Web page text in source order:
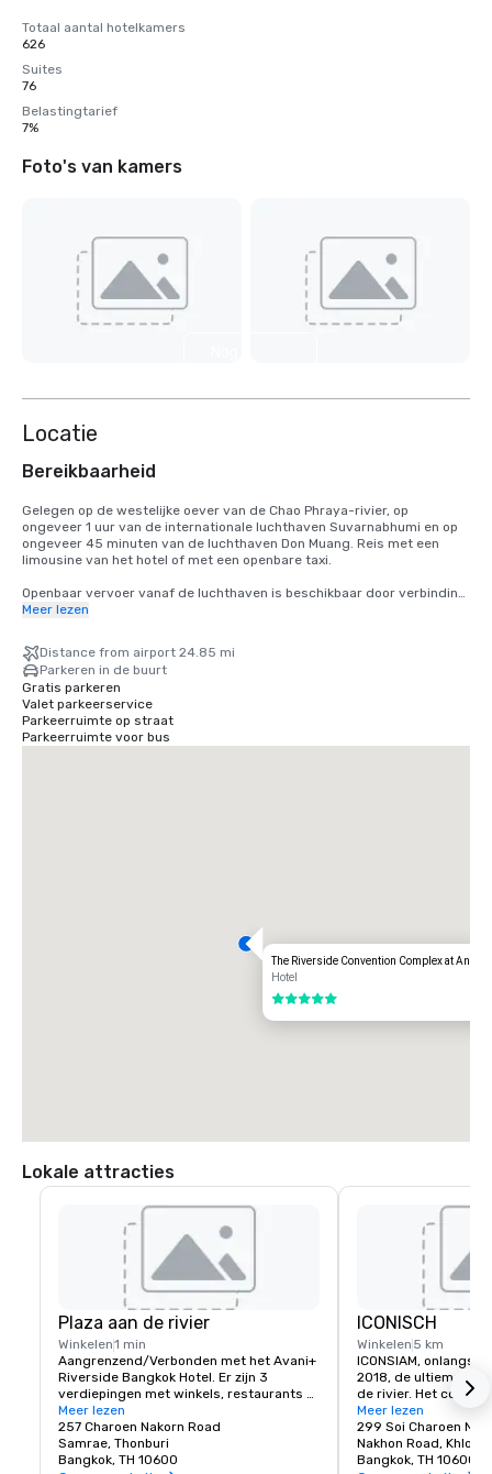
Totaal aantal hotelkamers
626
Suites
76
Belastingtarief
7%
Foto's van kamers
Locatie
Bereikbaarheid
Gelegen op de westelijke oever van de Chao Phraya-rivier, op
ongeveer 1 uur van de internationale luchthaven Suvarnabhumi en op
ongeveer 45 minuten van de luchthaven Don Muang. Reis met een
limousine van het hotel of met een openbare taxi.
Openbaar vervoer vanaf de luchthaven is beschikbaar door verbinding
te maken met de BTS-skytrain vanaf de Airport Rail Link.
Een korte boottocht van 15 minuten vanaf het skytrain-station Saphan
Taksin, een handige verbinding naar alle andere locaties in de stad. De
boottransfers zijn gratis en vertrekken regelmatig vanaf SaphanTaksin
en het hotel.
Meer lezen
Distance from airport 24.85 mi
Parkeren in de buurt
Gratis parkeren
Valet parkeerservice
Parkeerruimte op straat
Parkeerruimte voor bus
The Riverside Convention Complex at
Hotel
5 van 5
Lokale attracties
Plaza aan de rivier
Winkelen1 min
Aangrenzend/Verbonden met het Avani+
Riverside Bangkok Hotel. Er zijn 3
verdiepingen met winkels, restaurants
en diensten, met 24 uur per dag
geopende eet- en drinkgelegenheden en
een supermarkt, een apotheek, een
wisselkantoor, banken, enz.
Meer lezen
257 Charoen Nakorn Road
Samrae, Thonburi
Bangkok, TH 10600
ICONISCH
Winkelen 5 km
ICONSIAM, onlangs
2018, de ultieme
de rivier. Het
500 winkels en 100
dan 30
brengt het beste
Thailand samen in
Meer lezen
299 Soi Charoen
Nakhon Road,
Bangkok, TH 10600